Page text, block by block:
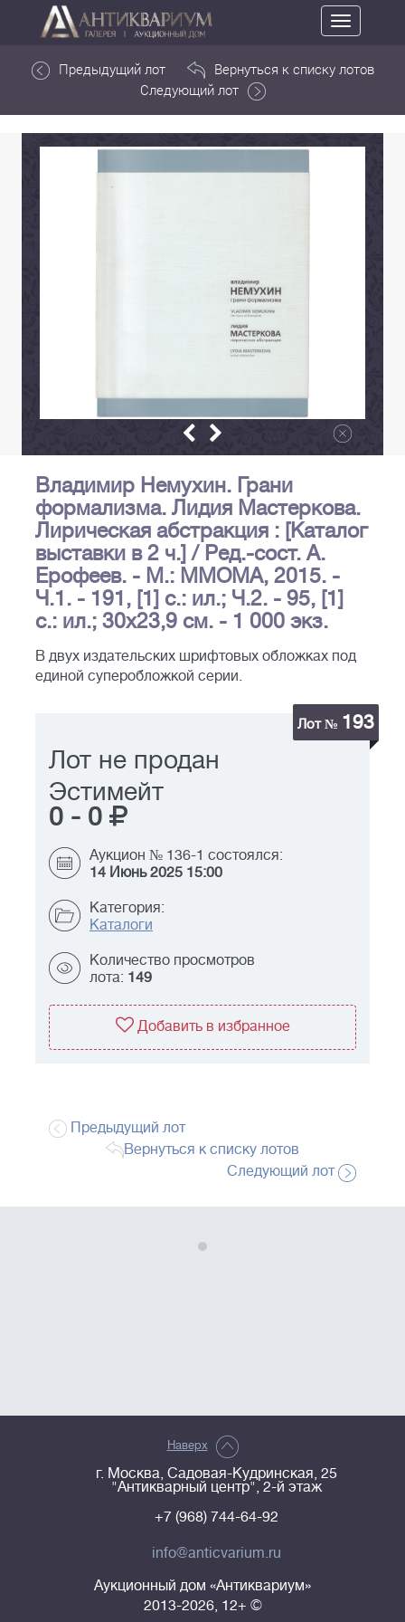
Toggle
navigation
Предыдущий лот
Вернуться к списку лотов
Следующий лот
Владимир Немухин. Грани
формализма. Лидия Мастеркова.
Лирическая абстракция : [Каталог
выставки в 2 ч.] / Ред.-сост. А.
Ерофеев. - М.: MMOMA, 2015. -
Ч.1. - 191, [1] с.: ил.; Ч.2. - 95, [1]
с.: ил.; 30х23,9 см. - 1 000 экз.
В двух издательских шрифтовых обложках под
единой суперобложкой серии.
Лот № 193
Лот не продан
Эстимейт
0 - 0
Аукцион № 136-1 состоялся:
14 Июнь 2025 15:00
Категория:
Каталоги
Количество просмотров
лота: 149
Добавить в избранное
Предыдущий лот
Вернуться к списку лотов
Следующий лот
Наверх
г. Москва, Садовая-Кудринская, 25
"Антикварный центр", 2-й этаж
+7 (968) 744-64-92
info@anticvarium.ru
Аукционный дом «Антиквариум»
2013-2026, 12+ ©